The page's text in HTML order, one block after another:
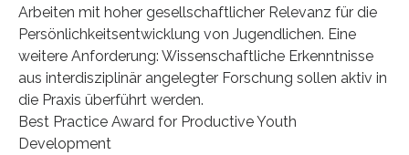
Arbeiten mit hoher gesellschaftlicher Relevanz für die
Persönlichkeitsentwicklung von Jugendlichen. Eine
weitere Anforderung: Wissenschaftliche Erkenntnisse
aus interdisziplinär angelegter Forschung sollen aktiv in
die Praxis überführt werden.
Best Practice Award for Productive Youth
Development